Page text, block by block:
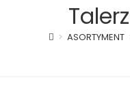
> ASORTYMENT